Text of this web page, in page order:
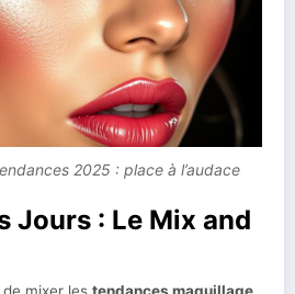
2025 : place à l’audace
Jours : Le Mix and